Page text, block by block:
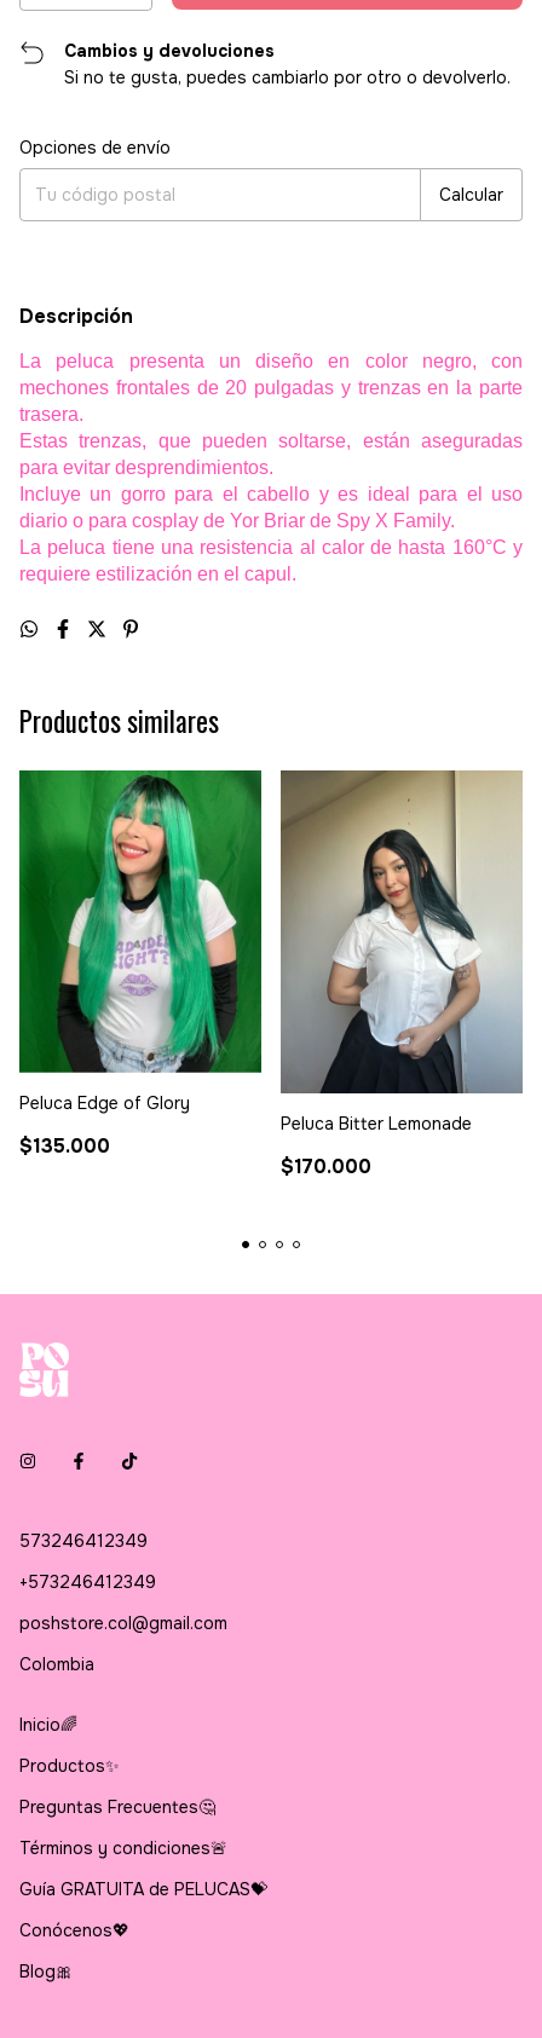
Cambios y devoluciones
Si no te gusta, puedes cambiarlo por otro o devolverlo.
Entregas para el CP:
Opciones de envío
Calcular
Descripción
La peluca presenta un diseño en color negro, con
mechones frontales de 20 pulgadas y trenzas en la parte
trasera.
Estas trenzas, que pueden soltarse, están aseguradas
para evitar desprendimientos.
Incluye un gorro para el cabello y es ideal para el uso
diario o para cosplay de Yor Briar de Spy X Family.
La peluca tiene una resistencia al calor de hasta 160°C y
requiere estilización en el capul.
Productos similares
Peluca Edge of Glory
$135.000
Peluca Bitter Lemonade
$170.000
573246412349
+573246412349
poshstore.col@gmail.com
Colombia
Inicio🌈
Productos✨
Preguntas Frecuentes🤔
Términos y condiciones🚨
Guía GRATUITA de PELUCAS💝
Conócenos💖
Blog🎀